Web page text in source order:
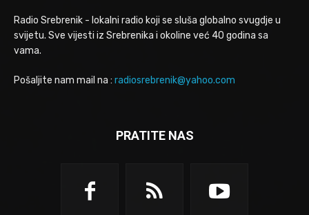
Radio Srebrenik - lokalni radio koji se sluša globalno svugdje u
svijetu. Sve vijesti iz Srebrenika i okoline već 40 godina sa
vama.
Pošaljite nam mail na : radiosrebrenik@yahoo.com
PRATITE NAS